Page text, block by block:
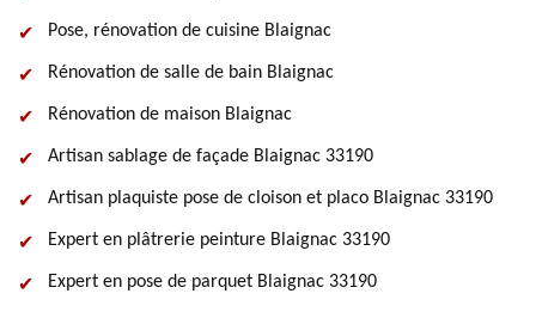
Pose, rénovation de cuisine Blaignac
Rénovation de salle de bain Blaignac
Rénovation de maison Blaignac
Artisan sablage de façade Blaignac 33190
Artisan plaquiste pose de cloison et placo Blaignac 33190
Expert en plâtrerie peinture Blaignac 33190
Expert en pose de parquet Blaignac 33190